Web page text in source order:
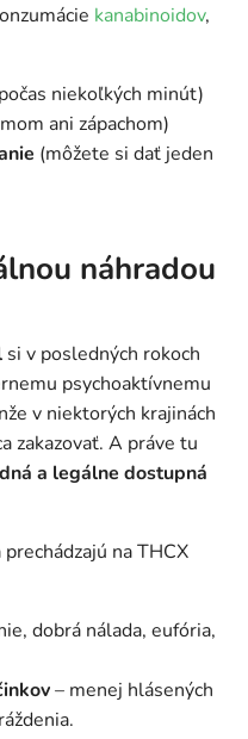
kanabinoidov,
niekoľkých minút)
ani zápachom)
(môžete si dať jeden
náhradou
si v posledných rokoch
psychoaktívnemu
v niektorých krajinách
zakazovať. A práve tu
a legálne dostupná
na THCX
dobrá nálada, eufória,
– menej hlásených